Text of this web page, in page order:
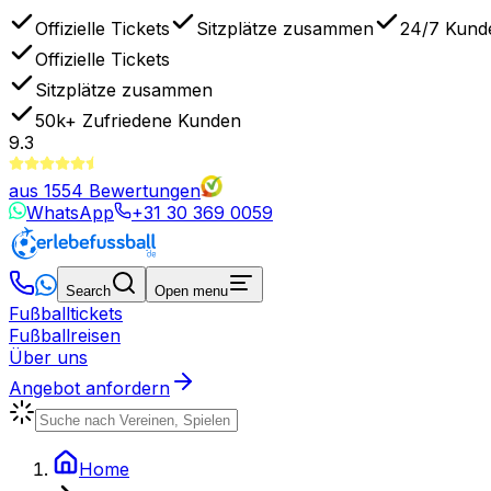
Offizielle Tickets Sitzplätze zusammen
24/7
Offizielle Tickets
Sitzplätze zusammen
50k+ Zufriedene Kunden
9.3
aus 1554 Bewertungen
WhatsApp
+31 30 369 0059
Search Open menu
Fußballtickets
Fußballreisen
Über uns
Angebot anfordern
Home